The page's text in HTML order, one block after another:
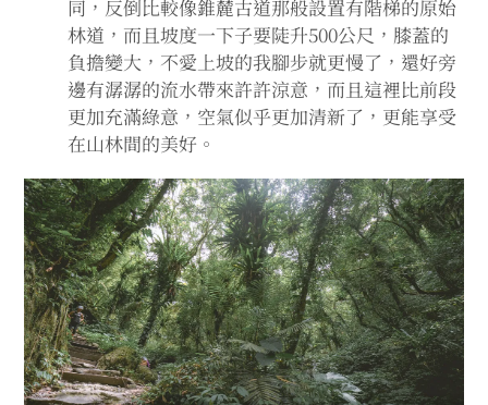
同，反倒比較像錐麓古道那般設置有階梯的原始
林道，而且坡度一下子要陡升500公尺，膝蓋的
負擔變大，不愛上坡的我腳步就更慢了，還好旁
邊有潺潺的流水帶來許許涼意，而且這裡比前段
更加充滿綠意，空氣似乎更加清新了，更能享受
在山林間的美好。